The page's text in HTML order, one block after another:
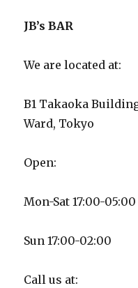
JB’s BAR
We are located at:
B1 Takaoka
Ward, Tokyo
Open:
Mon-Sat 17:00-05:00
Sun 17:00-02:00
Call us at: